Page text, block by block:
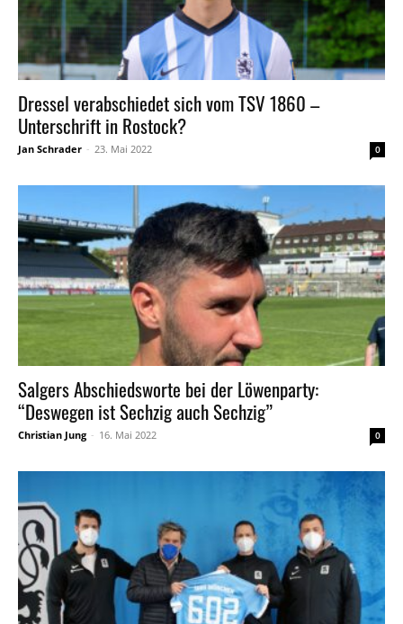
Dressel verabschiedet sich vom TSV 1860 –
Unterschrift in Rostock?
Jan Schrader - 23. Mai 2022 0
Salgers Abschiedsworte bei der Löwenparty:
“Deswegen ist Sechzig auch Sechzig”
Christian Jung - 16. Mai 2022 0